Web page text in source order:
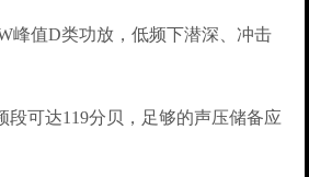
峰值D类功放，低频下潜深、冲击
段可达119分贝，足够的声压储备应